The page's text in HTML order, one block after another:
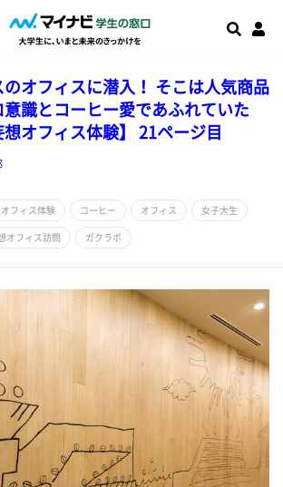
のオフィスに潜入！ そこは人気商品
識とコーヒー愛であふれていた
想オフィス体験】 21ページ目
フィス体験 コーヒー オフィス 女子大生
オフィス訪問 ガクラボ